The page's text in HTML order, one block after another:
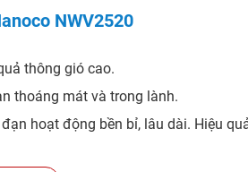
NWV2520
thông gió cao.
thoáng mát và trong lành.
hoạt động bền bỉ, lâu dài. Hiệu